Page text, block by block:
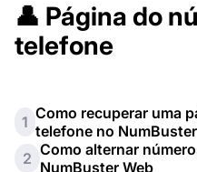
👤 Página do
telefone
1 Como recuperar uma
telefone no NumBuster
2 Como alternar
NumBuster Web